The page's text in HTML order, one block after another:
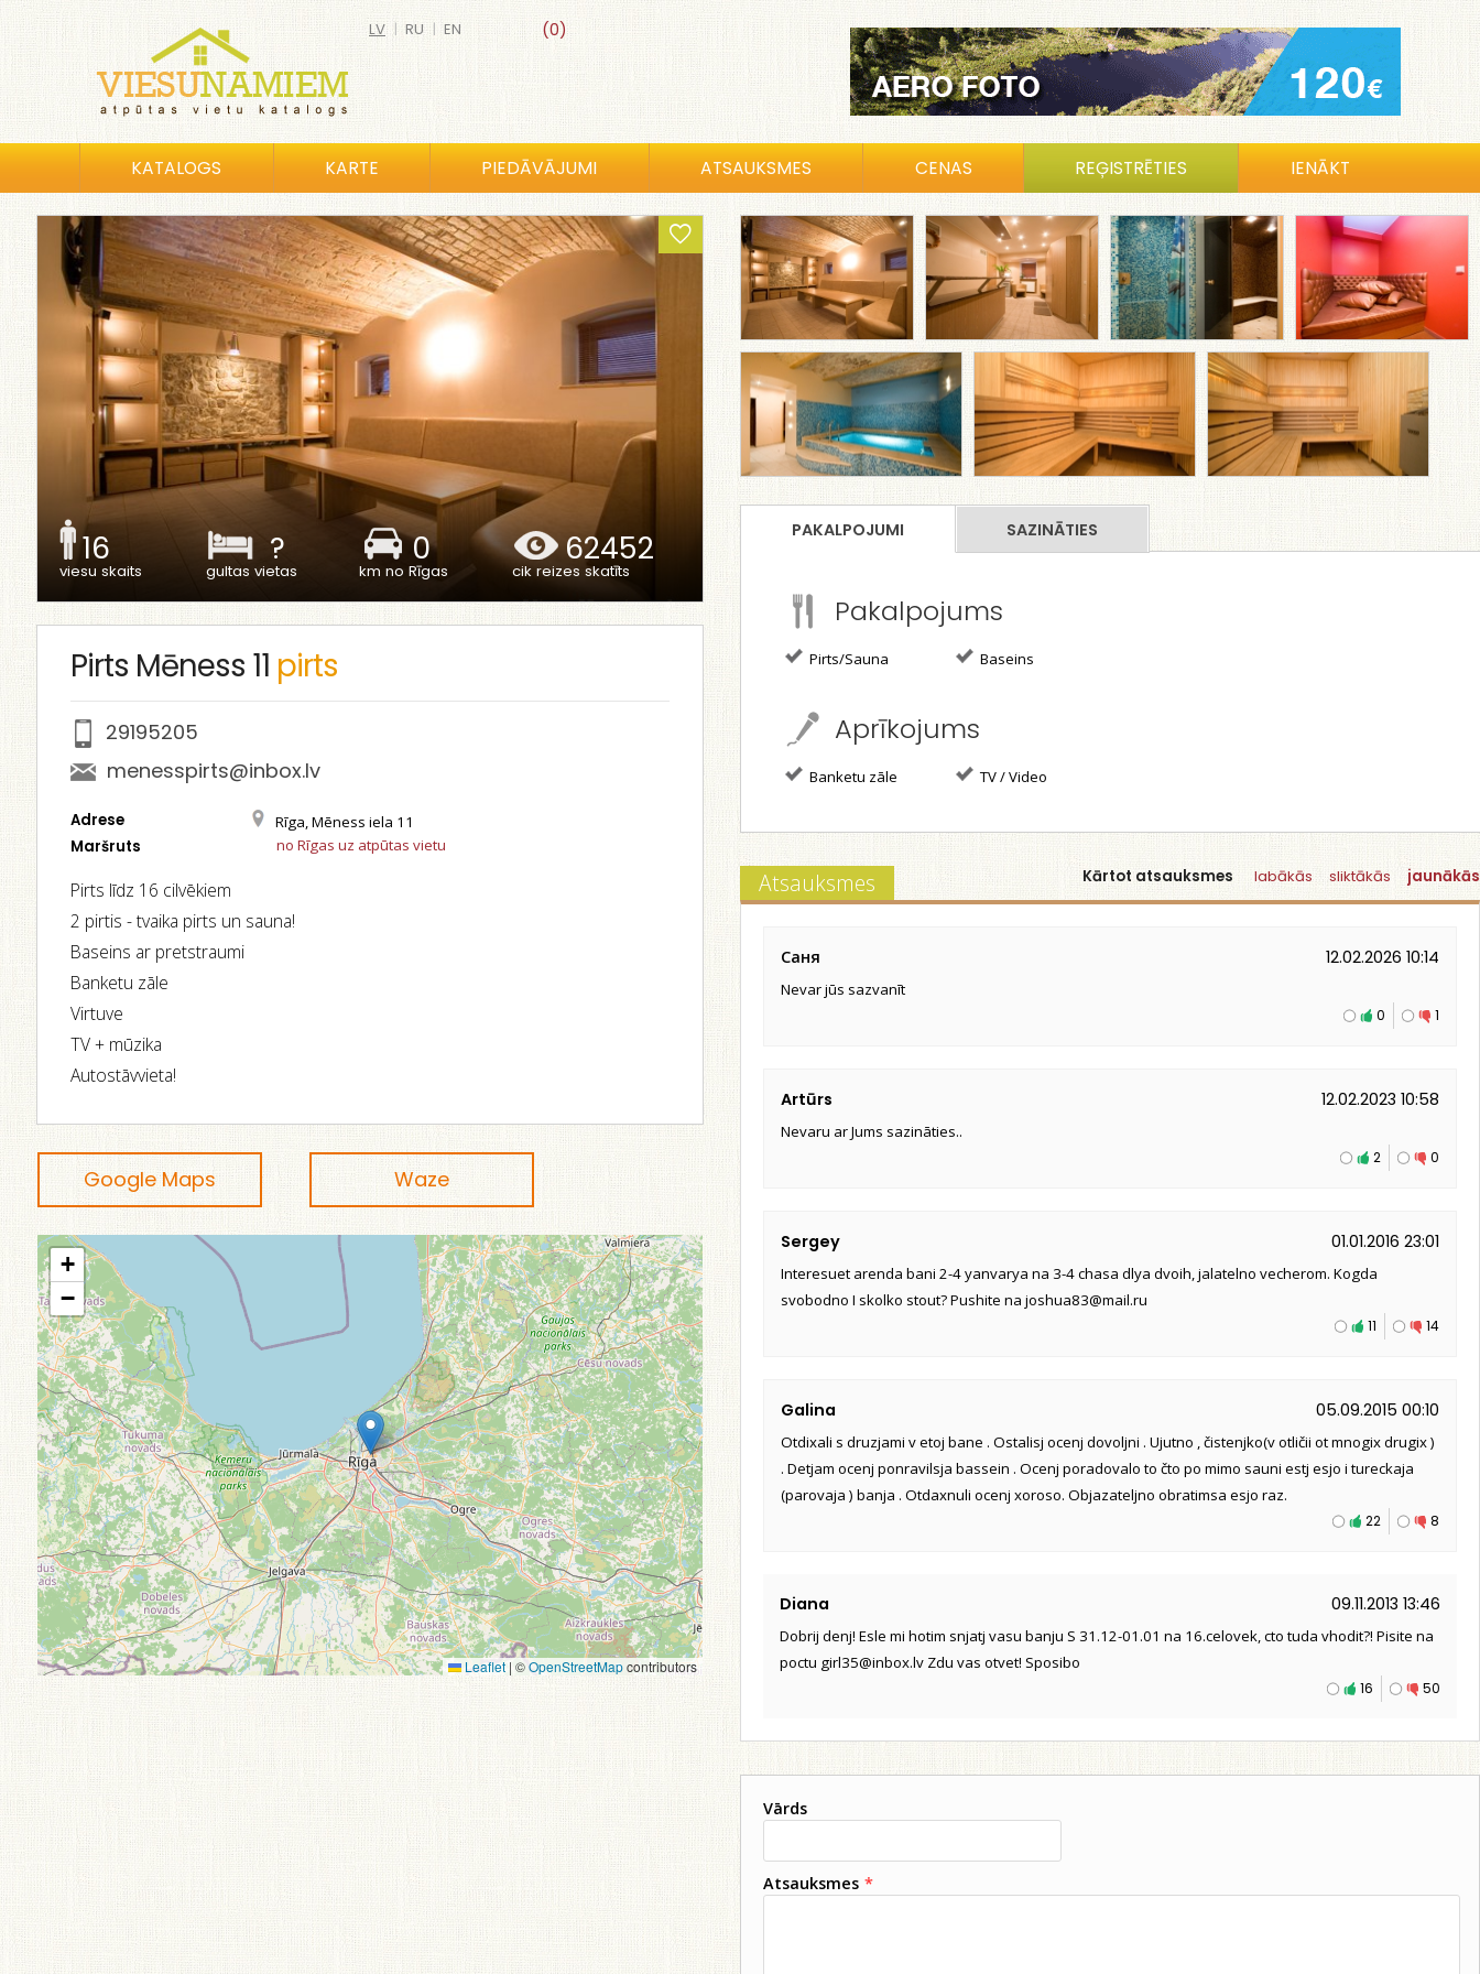
(0)
LV | RU | EN
KATALOGS KARTE PIEDĀVĀJUMI ATSAUKSMES CENAS REĢISTRĒTIES IENĀKT
16
viesu skaits
?
gultas vietas
0
km no Rīgas
62452
cik reizes skatīts
Pirts Mēness 11 pirts
29195205
menesspirts@inbox.lv
Adrese Rīga, Mēness iela 11
Maršruts no Rīgas uz atpūtas vietu
Pirts līdz 16 cilvēkiem
2 pirtis - tvaika pirts un sauna!
Baseins ar pretstraumi
Banketu zāle
Virtuve
TV + mūzika
Autostāvvieta!
Google Maps Waze
+
−
Leaflet | ©OpenStreetMapcontributors
PAKALPOJUMI SAZINĀTIES
Pakalpojums
Pirts/Sauna Baseins
Aprīkojums
Banketu zāle TV / Video
Kārtot atsauksmes labākās sliktākās jaunākās
Atsauksmes
Саня 12.02.2026 10:14
Nevar jūs sazvanīt
1
0
Artūrs 12.02.2023 10:58
Nevaru ar Jums sazināties..
0
2
Sergey 01.01.2016 23:01
Interesuet arenda bani 2-4 yanvarya na 3-4 chasa dlya dvoih, jalatelno vecherom. Kogda
svobodno I skolko stout? Pushite na joshua83@mail.ru
14
11
Galina 05.09.2015 00:10
Otdixali s druzjami v etoj bane . Ostalisj ocenj dovoljni . Ujutno , čistenjko(v otličii ot mnogix drugix )
. Detjam ocenj ponravilsja bassein . Ocenj poradovalo to čto po mimo sauni estj esjo i tureckaja
(parovaja ) banja . Otdaxnuli ocenj xoroso. Objazateljno obratimsa esjo raz.
8
22
Diana 09.11.2013 13:46
Dobrij denj! Esle mi hotim snjatj vasu banju S 31.12-01.01 na 16.celovek, cto tuda vhodit?! Pisite na
poctu girl35@inbox.lv Zdu vas otvet! Sposibo
50
16
Vārds
Atsauksmes *